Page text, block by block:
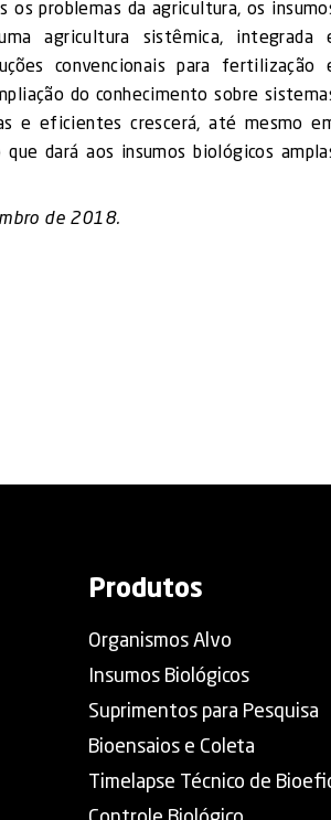
problemas da agricultura, os
agricultura sistêmica, integrada
convencionais para fertilização
do conhecimento sobre
e eficientes crescerá, até mesmo
dará aos insumos biológicos
de 2018.
Produtos
Organismos Alvo
Insumos Biológicos
Suprimentos para Pesquisa
Bioensaios e Coleta
Timelapse Técnico de